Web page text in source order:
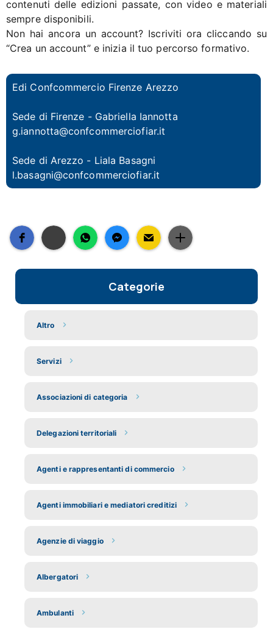
contenuti delle edizioni passate, con video e materiali
sempre disponibili.
Non hai ancora un account? Iscriviti ora cliccando su
“Crea un account” e inizia il tuo percorso formativo.
Edi Confcommercio Firenze Arezzo
Sede di Firenze - Gabriella Iannotta
g.iannotta@confcommerciofiar.it
Sede di Arezzo - Liala Basagni
l.basagni@confcommerciofiar.it
Categorie
Altro
Servizi
Associazioni di categoria
Delegazioni territoriali
Agenti e rappresentanti di commercio
Agenti immobiliari e mediatori creditizi
Agenzie di viaggio
Albergatori
Ambulanti